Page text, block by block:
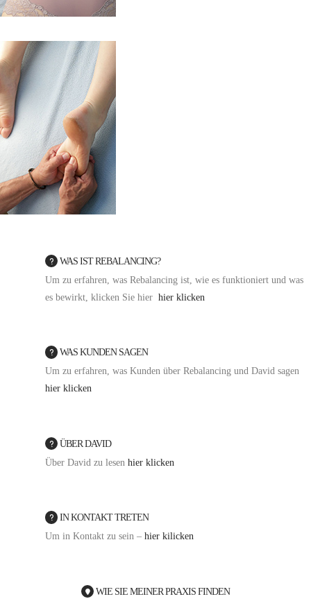
WAS IST REBALANCING?
Um zu erfahren, was Rebalancing ist, wie es funktioniert und was
es bewirkt, klicken Sie hier hier klicken
WAS KUNDEN SAGEN
Um zu erfahren, was Kunden über Rebalancing und David sagen
hier klicken
ÜBER DAVID
Über David zu lesen hier klicken
IN KONTAKT TRETEN
Um in Kontakt zu sein – hier kilicken
WIE SIE MEINER PRAXIS FINDEN